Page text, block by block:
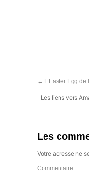
← L’Easter Egg
Les liens vers
Les
Votre adresse ne
Commentaire